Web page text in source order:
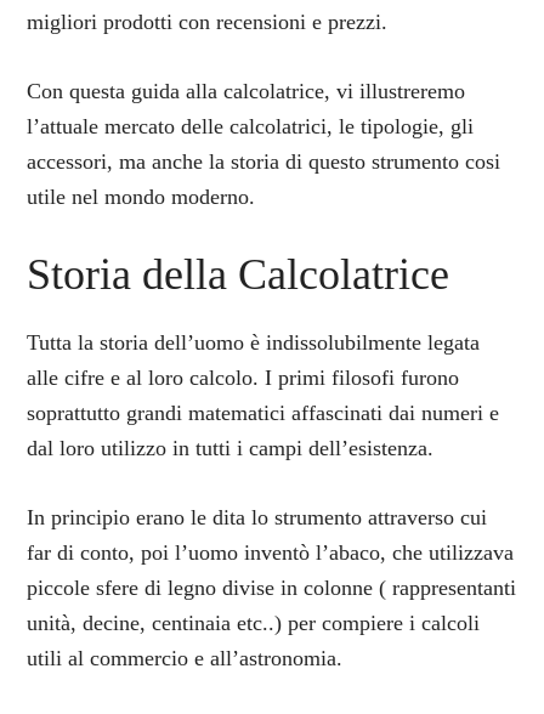
migliori prodotti con recensioni e prezzi.
Con questa guida alla calcolatrice, vi illustreremo
l’attuale mercato delle calcolatrici, le tipologie, gli
accessori, ma anche la storia di questo strumento cosi
utile nel mondo moderno.
Storia della Calcolatrice
Tutta la storia dell’uomo è indissolubilmente legata
alle cifre e al loro calcolo. I primi filosofi furono
soprattutto grandi matematici affascinati dai numeri e
dal loro utilizzo in tutti i campi dell’esistenza.
In principio erano le dita lo strumento attraverso cui
far di conto, poi l’uomo inventò l’abaco, che utilizzava
piccole sfere di legno divise in colonne ( rappresentanti
unità, decine, centinaia etc..) per compiere i calcoli
utili al commercio e all’astronomia.